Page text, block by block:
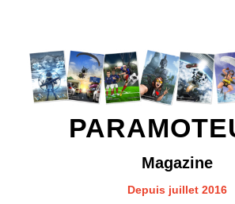
Magazine
Depuis juillet 2016